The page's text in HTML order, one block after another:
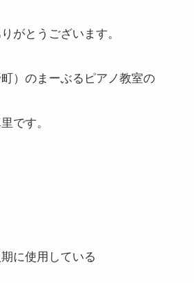
がとうございます。
）のまーぶるピアノ教室の
です。
に使用している